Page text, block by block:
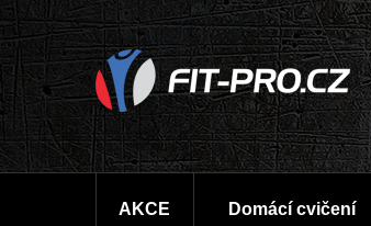
AKCE Domácí cvičení